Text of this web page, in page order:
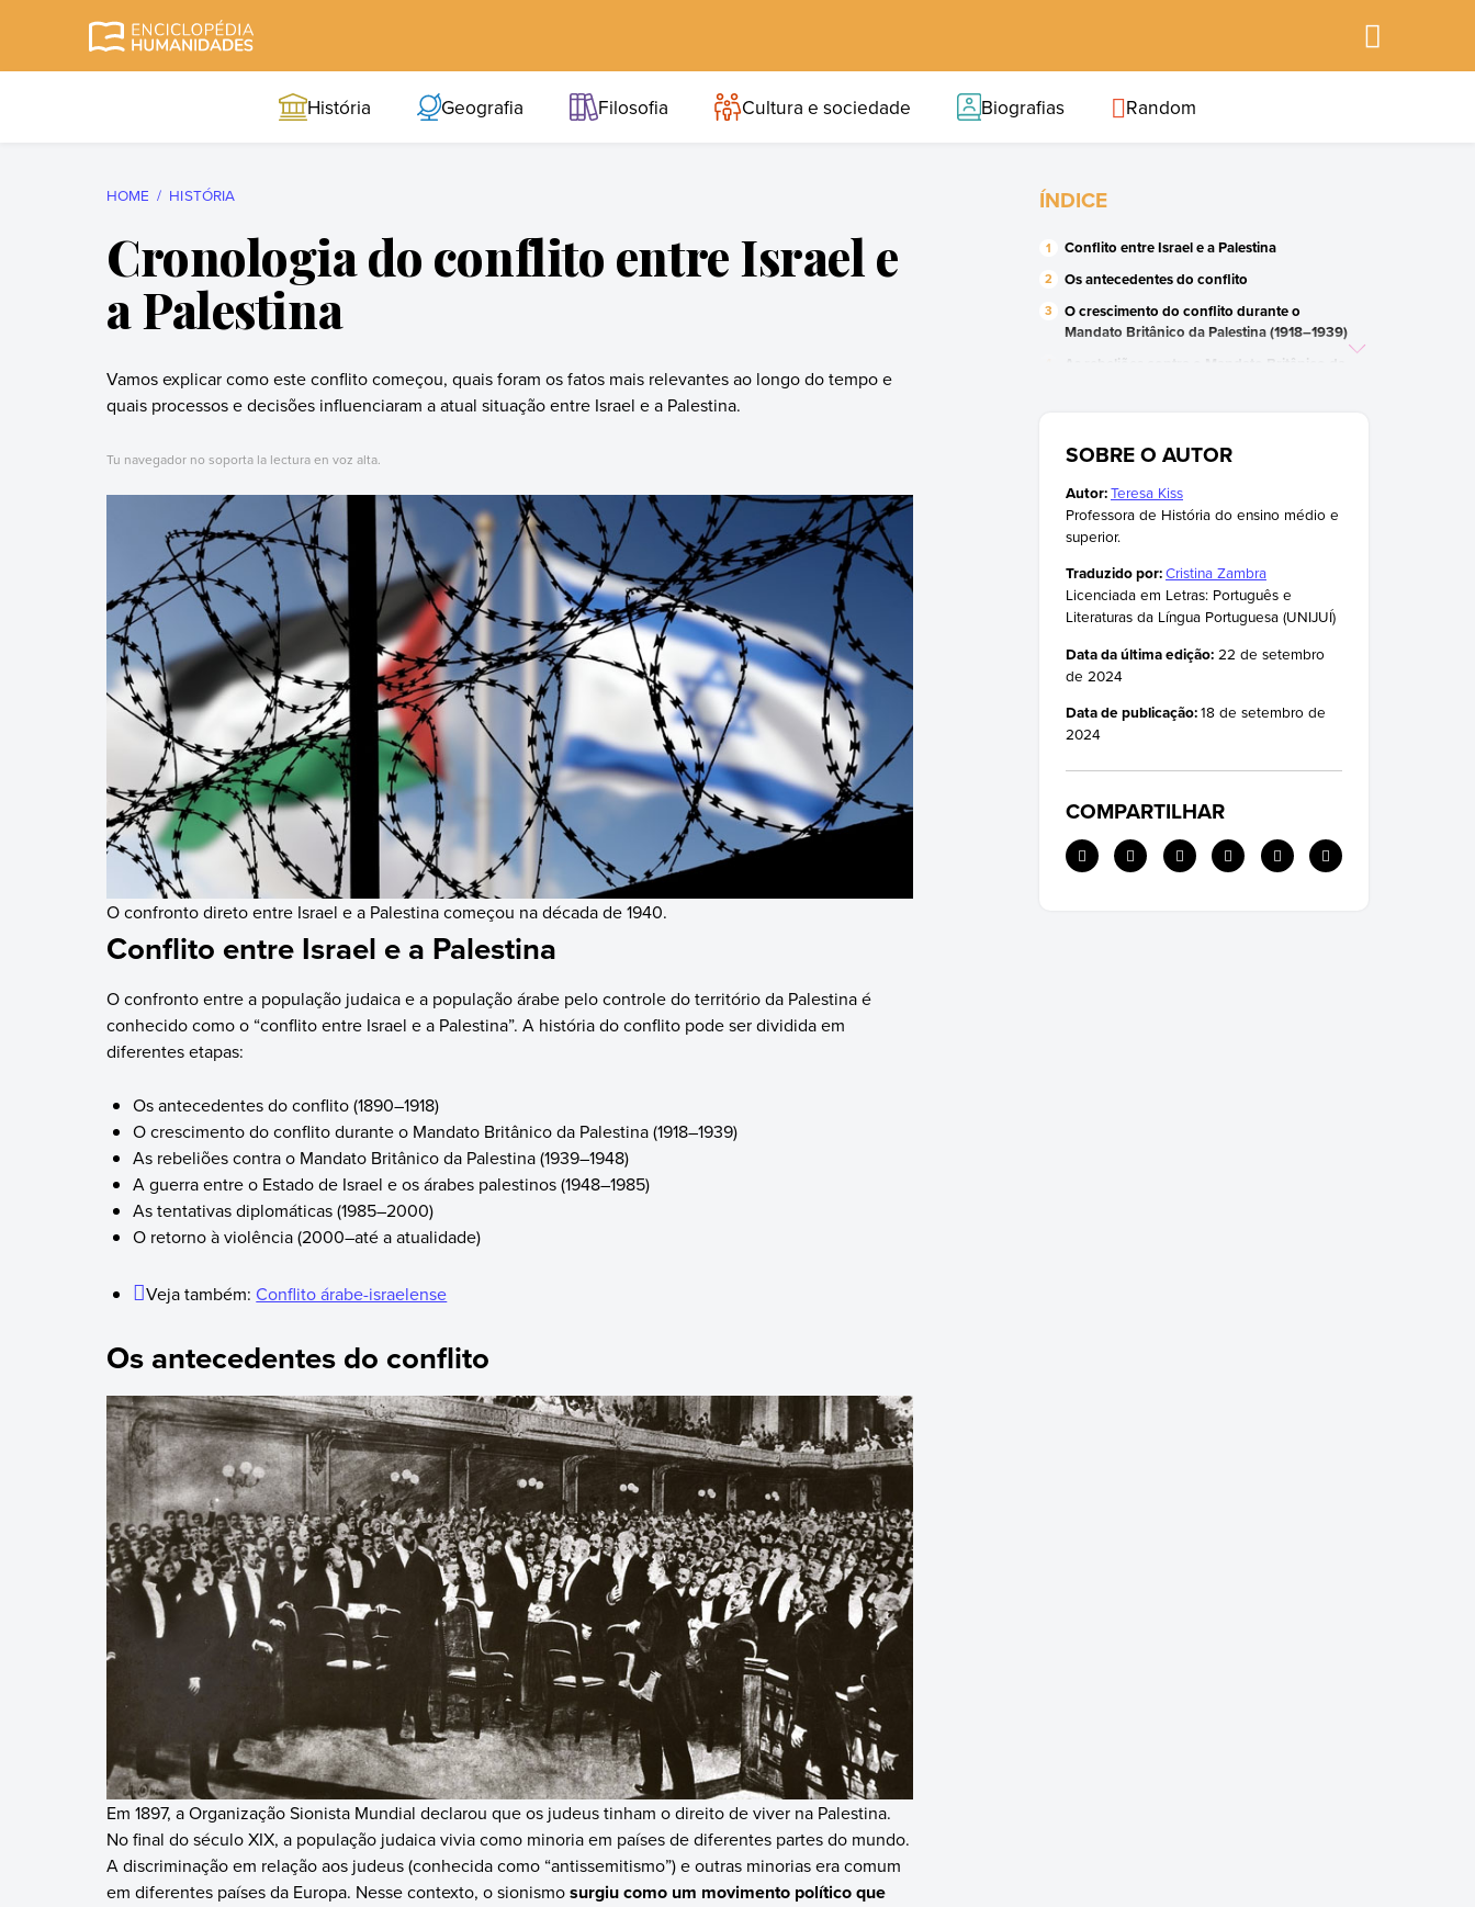
História Geografia Filosofia Cultura e sociedade Biografias Random
HOME HISTÓRIA
Cronologia do conflito entre Israel e
a Palestina
Vamos explicar como este conflito começou, quais foram os fatos mais relevantes ao longo do tempo e
quais processos e decisões influenciaram a atual situação entre Israel e a Palestina.
Tu navegador no soporta la lectura en voz alta.
O confronto direto entre Israel e a Palestina começou na década de 1940.
Conflito entre Israel e a Palestina
O confronto entre a população judaica e a população árabe pelo controle do território da Palestina é
conhecido como o “conflito entre Israel e a Palestina”. A história do conflito pode ser dividida em
diferentes etapas:
Os antecedentes do conflito (1890–1918)
O crescimento do conflito durante o Mandato Britânico da Palestina (1918–1939)
As rebeliões contra o Mandato Britânico da Palestina (1939–1948)
A guerra entre o Estado de Israel e os árabes palestinos (1948–1985)
As tentativas diplomáticas (1985–2000)
O retorno à violência (2000–até a atualidade)
Veja também:Conflito árabe-israelense
Os antecedentes do conflito
Em 1897, a Organização Sionista Mundial declarou que os judeus tinham o direito de viver na Palestina.
No final do século XIX, a população judaica vivia como minoria em países de diferentes partes do mundo.
A discriminação em relação aos judeus (conhecida como “antissemitismo”) e outras minorias era comum
em diferentes países da Europa. Nesse contexto, o sionismosurgiu como um movimento político que
ÍNDICE
Conflito entre Israel e a Palestina
Os antecedentes do conflito
O crescimento do conflito durante o
Mandato Britânico da Palestina (1918–1939)
As rebeliões contra o Mandato Britânico da
As tentativas diplomáticas (1985
A volta da violência (desde o ano 2000)
SOBRE O AUTOR
Autor:Teresa Kiss
Professora de História do ensino médio e
superior.
Traduzido por:Cristina Zambra
Licenciada em Letras: Português e
Literaturas da Língua Portuguesa (UNIJUÍ)
Data da última edição: 22 de setembro
de 2024
Data de publicação:18 de setembro de
2024
COMPARTILHAR